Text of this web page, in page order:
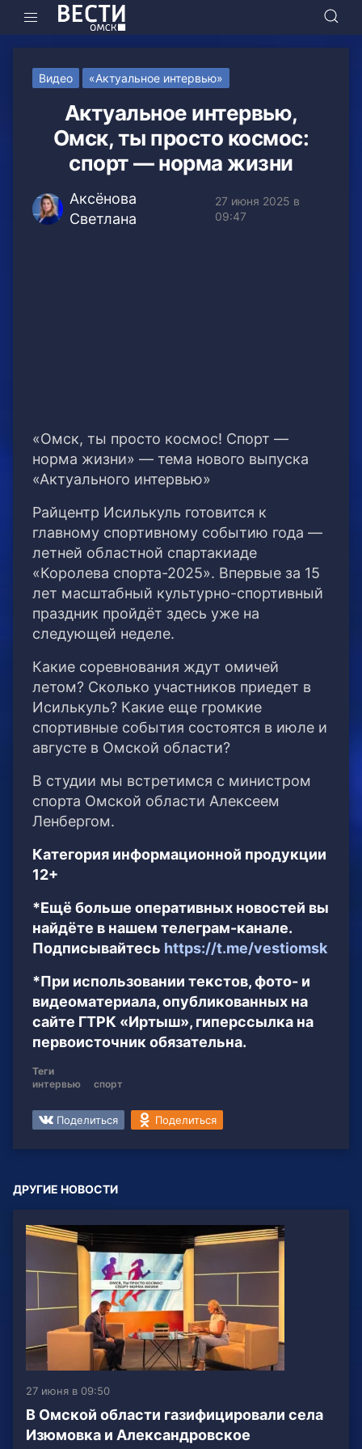
Видео «Актуальное интервью»
Актуальное интервью,
Омск, ты просто космос:
спорт — норма жизни
Аксёнова
Светлана
27 июня 2025 в
09:47
«Омск, ты просто космос! Спорт —
норма жизни» — тема нового выпуска
«Актуального интервью»
Райцентр Исилькуль готовится к
главному спортивному событию года —
летней областной спартакиаде
«Королева спорта-2025». Впервые за 15
лет масштабный культурно-спортивный
праздник пройдёт здесь уже на
следующей неделе.
Какие соревнования ждут омичей
летом? Сколько участников приедет в
Исилькуль? Какие еще громкие
спортивные события состоятся в июле и
августе в Омской области?
В студии мы встретимся с министром
спорта Омской области Алексеем
Ленбергом.
Категория информационной продукции
12+
*Ещё больше оперативных новостей вы
найдёте в нашем телеграм-канале.
Подписывайтесь https://t.me/vestiomsk
*При использовании текстов, фото- и
видеоматериала, опубликованных на
сайте ГТРК «Иртыш», гиперссылка на
первоисточник обязательна.
Теги
интервью
спорт
Поделиться Поделиться
ДРУГИЕ НОВОСТИ
27 июня в 09:50
В Омской области газифицировали села
Изюмовка и Александровское